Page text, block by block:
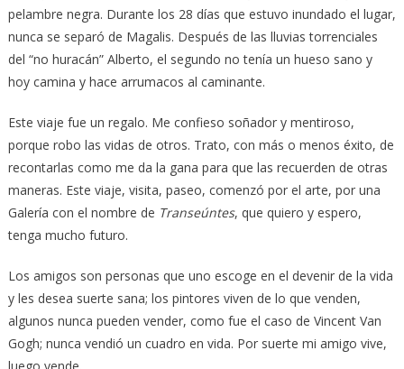
pelambre negra. Durante los 28 días que estuvo inundado el lugar,
nunca se separó de Magalis. Después de las lluvias torrenciales
del “no huracán” Alberto, el segundo no tenía un hueso sano y
hoy camina y hace arrumacos al caminante.
Este viaje fue un regalo. Me confieso soñador y mentiroso,
porque robo las vidas de otros. Trato, con más o menos éxito, de
recontarlas como me da la gana para que las recuerden de otras
maneras. Este viaje, visita, paseo, comenzó por el arte, por una
Galería con el nombre de Transeúntes, que quiero y espero,
tenga mucho futuro.
Los amigos son personas que uno escoge en el devenir de la vida
y les desea suerte sana; los pintores viven de lo que venden,
algunos nunca pueden vender, como fue el caso de Vincent Van
Gogh; nunca vendió un cuadro en vida. Por suerte mi amigo vive,